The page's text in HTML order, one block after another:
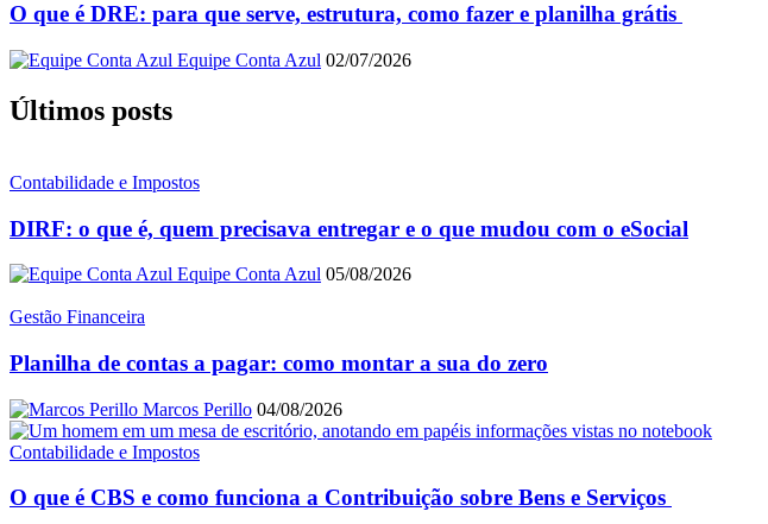
O que é DRE: para que serve, estrutura, como fazer e planilha grátis
Equipe Conta Azul 02/07/2026
Últimos posts
Contabilidade e Impostos
DIRF: o que é, quem precisava entregar e o que mudou com o eSocial
Equipe Conta Azul 05/08/2026
Gestão Financeira
Planilha de contas a pagar: como montar a sua do zero
Marcos Perillo 04/08/2026
Contabilidade e Impostos
O que é CBS e como funciona a Contribuição sobre Bens e Serviços